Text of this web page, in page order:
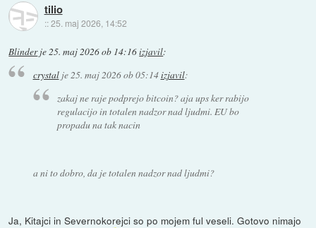
tilio
::25. maj 2026, 14:52
Blinderje25. maj 2026 ob 14:16izjavil:
crystalje25. maj 2026 ob 05:14izjavil:
zakaj ne raje podprejo bitcoin? aja ups ker rabijo
regulacijo in totalen nadzor nad ljudmi. EU bo
propadu na tak nacin
a ni to dobro, da je totalen nadzor nad ljudmi?
Ja, Kitajci in Severnokorejci so po mojem ful veseli. Gotovo nimajo